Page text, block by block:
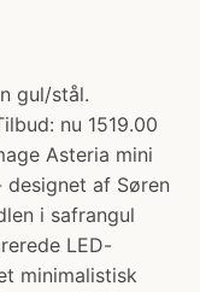
gul/stål.
nu 1519.00
Asteria mini
af Søren
i safrangul
LED-
minimalistisk